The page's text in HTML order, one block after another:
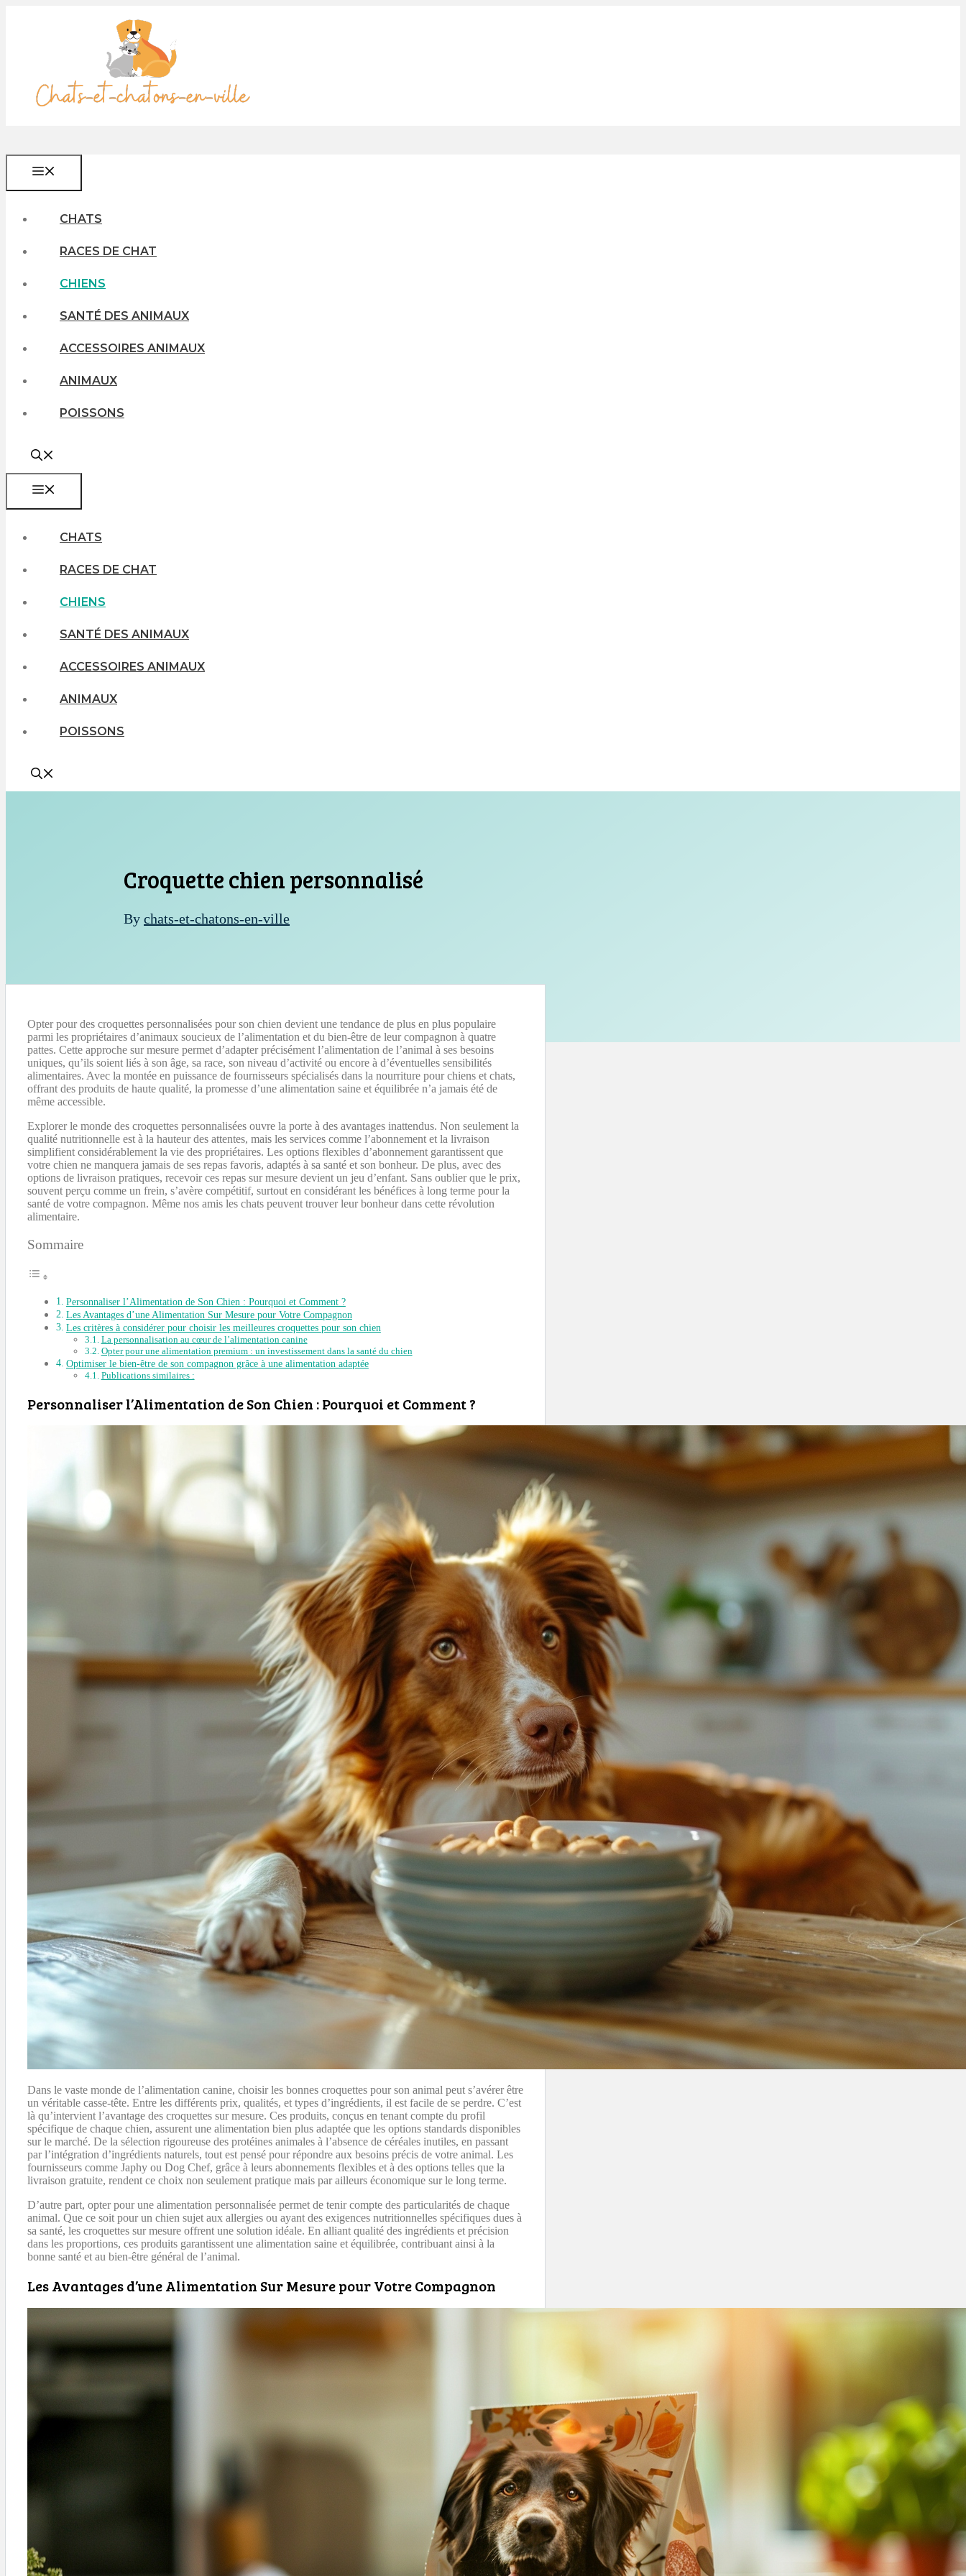
CHATS
RACES DE CHAT
CHIENS
SANTÉ DES ANIMAUX
ACCESSOIRES ANIMAUX
ANIMAUX
POISSONS
CHATS
RACES DE CHAT
CHIENS
SANTÉ DES ANIMAUX
ACCESSOIRES ANIMAUX
ANIMAUX
POISSONS
Croquette chien personnalisé
By chats-et-chatons-en-ville
Opter pour des croquettes personnalisées pour son chien devient une tendance de plus en plus populaire
parmi les propriétaires d’animaux soucieux de l’alimentation et du bien-être de leur compagnon à quatre
pattes. Cette approche sur mesure permet d’adapter précisément l’alimentation de l’animal à ses besoins
uniques, qu’ils soient liés à son âge, sa race, son niveau d’activité ou encore à d’éventuelles sensibilités
alimentaires. Avec la montée en puissance de fournisseurs spécialisés dans la nourriture pour chiens et chats,
offrant des produits de haute qualité, la promesse d’une alimentation saine et équilibrée n’a jamais été de
même accessible.
Explorer le monde des croquettes personnalisées ouvre la porte à des avantages inattendus. Non seulement la
qualité nutritionnelle est à la hauteur des attentes, mais les services comme l’abonnement et la livraison
simplifient considérablement la vie des propriétaires. Les options flexibles d’abonnement garantissent que
votre chien ne manquera jamais de ses repas favoris, adaptés à sa santé et son bonheur. De plus, avec des
options de livraison pratiques, recevoir ces repas sur mesure devient un jeu d’enfant. Sans oublier que le prix,
souvent perçu comme un frein, s’avère compétitif, surtout en considérant les bénéfices à long terme pour la
santé de votre compagnon. Même nos amis les chats peuvent trouver leur bonheur dans cette révolution
alimentaire.
Sommaire
Personnaliser l’Alimentation de Son Chien : Pourquoi et Comment ?
Les Avantages d’une Alimentation Sur Mesure pour Votre Compagnon
Les critères à considérer pour choisir les meilleures croquettes pour son chien
La personnalisation au cœur de l’alimentation canine
Opter pour une alimentation premium : un investissement dans la santé du chien
Optimiser le bien-être de son compagnon grâce à une alimentation adaptée
Publications similaires :
Personnaliser l’Alimentation de Son Chien : Pourquoi et Comment ?
Dans le vaste monde de l’alimentation canine, choisir les bonnes croquettes pour son animal peut s’avérer être
un véritable casse-tête. Entre les différents prix, qualités, et types d’ingrédients, il est facile de se perdre. C’est
là qu’intervient l’avantage des croquettes sur mesure. Ces produits, conçus en tenant compte du profil
spécifique de chaque chien, assurent une alimentation bien plus adaptée que les options standards disponibles
sur le marché. De la sélection rigoureuse des protéines animales à l’absence de céréales inutiles, en passant
par l’intégration d’ingrédients naturels, tout est pensé pour répondre aux besoins précis de votre animal. Les
fournisseurs comme Japhy ou Dog Chef, grâce à leurs abonnements flexibles et à des options telles que la
livraison gratuite, rendent ce choix non seulement pratique mais par ailleurs économique sur le long terme.
D’autre part, opter pour une alimentation personnalisée permet de tenir compte des particularités de chaque
animal. Que ce soit pour un chien sujet aux allergies ou ayant des exigences nutritionnelles spécifiques dues à
sa santé, les croquettes sur mesure offrent une solution idéale. En alliant qualité des ingrédients et précision
dans les proportions, ces produits garantissent une alimentation saine et équilibrée, contribuant ainsi à la
bonne santé et au bien-être général de l’animal.
Les Avantages d’une Alimentation Sur Mesure pour Votre Compagnon